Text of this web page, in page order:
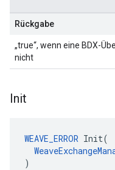
Rückgabe
„true“, wenn eine BDX-
nicht
Init
WEAVE_ERROR Init(
)